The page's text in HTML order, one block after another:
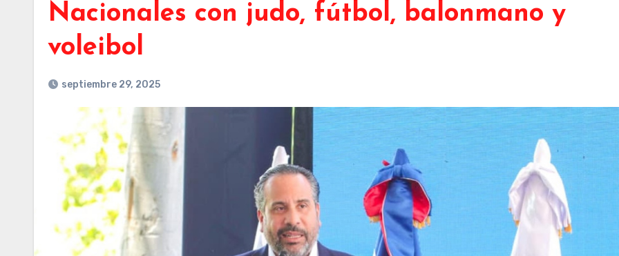
Nacionales con judo, fútbol, balonmano y
voleibol
septiembre 29, 2025